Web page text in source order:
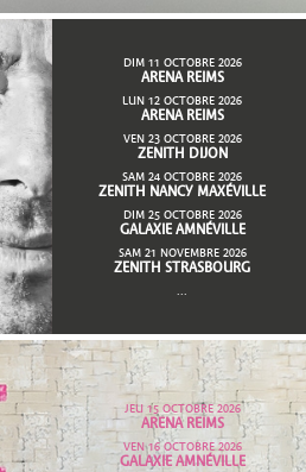
DIM 11 OCTOBRE 2026
ARENA REIMS
LUN 12 OCTOBRE 2026
ARENA REIMS
VEN 23 OCTOBRE 2026
ZENITH DIJON
SAM 24 OCTOBRE 2026
ZENITH NANCY MAXÉVILLE
DIM 25 OCTOBRE 2026
GALAXIE AMNÉVILLE
SAM 21 NOVEMBRE 2026
ZENITH STRASBOURG
JEU 15 OCTOBRE 2026
ARENA REIMS
VEN 16 OCTOBRE 2026
GALAXIE AMNÉVILLE